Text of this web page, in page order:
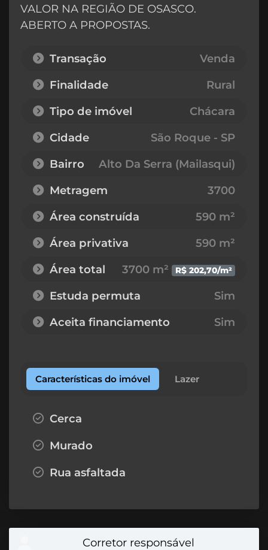
VALOR NA REGIÃO DE OSASCO.
ABERTO A PROPOSTAS.
Transação
Venda
Finalidade
Rural
Tipo de imóvel
Chácara
Cidade
São Roque - SP
Bairro
Alto Da Serra (Mailasqui)
Metragem
3700
Área construída
590 m²
Área privativa
590 m²
Área total
3700 m² R$ 202,70/m²
Estuda permuta
Sim
Aceita financiamento
Sim
Características do imóvel Lazer
Cerca
Murado
Rua asfaltada
Corretor responsável